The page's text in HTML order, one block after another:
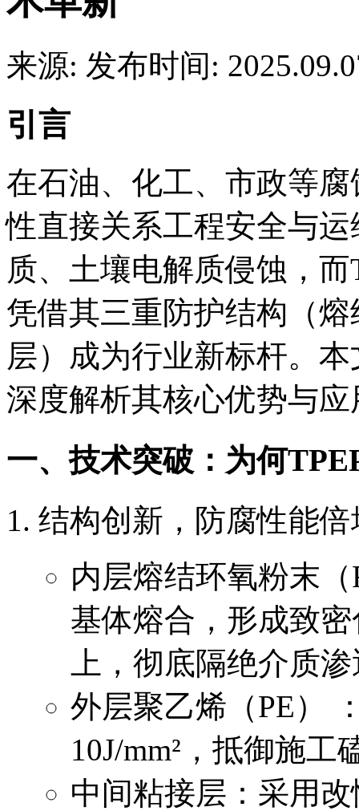
来源: 发布时间:
引言
在石油、化工、市政等
性直接关系工程安全与
质、土壤电解质侵蚀，
凭借其三重防护结构（
层）成为行业新标杆。
深度解析其核心优势与
一、技术突破：为何
结构创新，防腐性能倍
内层熔结环氧粉末
基体熔合，形成致
上，彻底隔绝介质
外层聚乙烯（PE）
10J/mm²，抵御施工
中间粘接层：采用